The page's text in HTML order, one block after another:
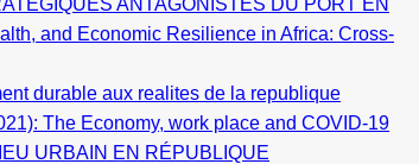
and Economic Resilience in Africa: Cross-
durable aux realites de la republique
The Economy, work place and COVID-19
URBAIN EN RÉPUBLIQUE